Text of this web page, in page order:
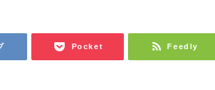
Pocket Feedly